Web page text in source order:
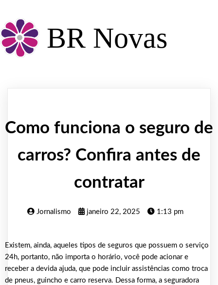
BR Novas
Como funciona o seguro de
carros? Confira antes de
contratar
Jornalismo janeiro 22, 2025 1:13 pm
Existem, ainda, aqueles tipos de seguros que possuem o serviço
24h, portanto, não importa o horário, você pode acionar e
receber a devida ajuda, que pode incluir assistências como troca
de pneus, guincho e carro reserva. Dessa forma, a seguradora